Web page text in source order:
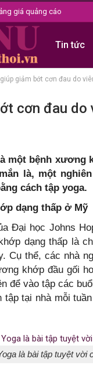
giá quảng cáo
Tin tức
giảm bớt cơn đau do
cơn đau do
một bệnh xương
là, một
cách tập yoga.
dạng thấp ở Mỹ
Đại học Johns
dạng thấp là
Cụ thể, các nhà
khớp đầu gối
để vào tập các
tập tại nhà mỗi
là bài tập tuyệt vời